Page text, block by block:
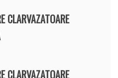
CLARVAZATOARE
CLARVAZATOARE